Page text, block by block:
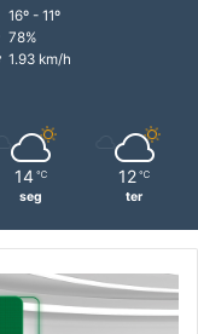
16º - 11º
78%
1.93 km/h
14 ℃
seg
12 ℃
ter